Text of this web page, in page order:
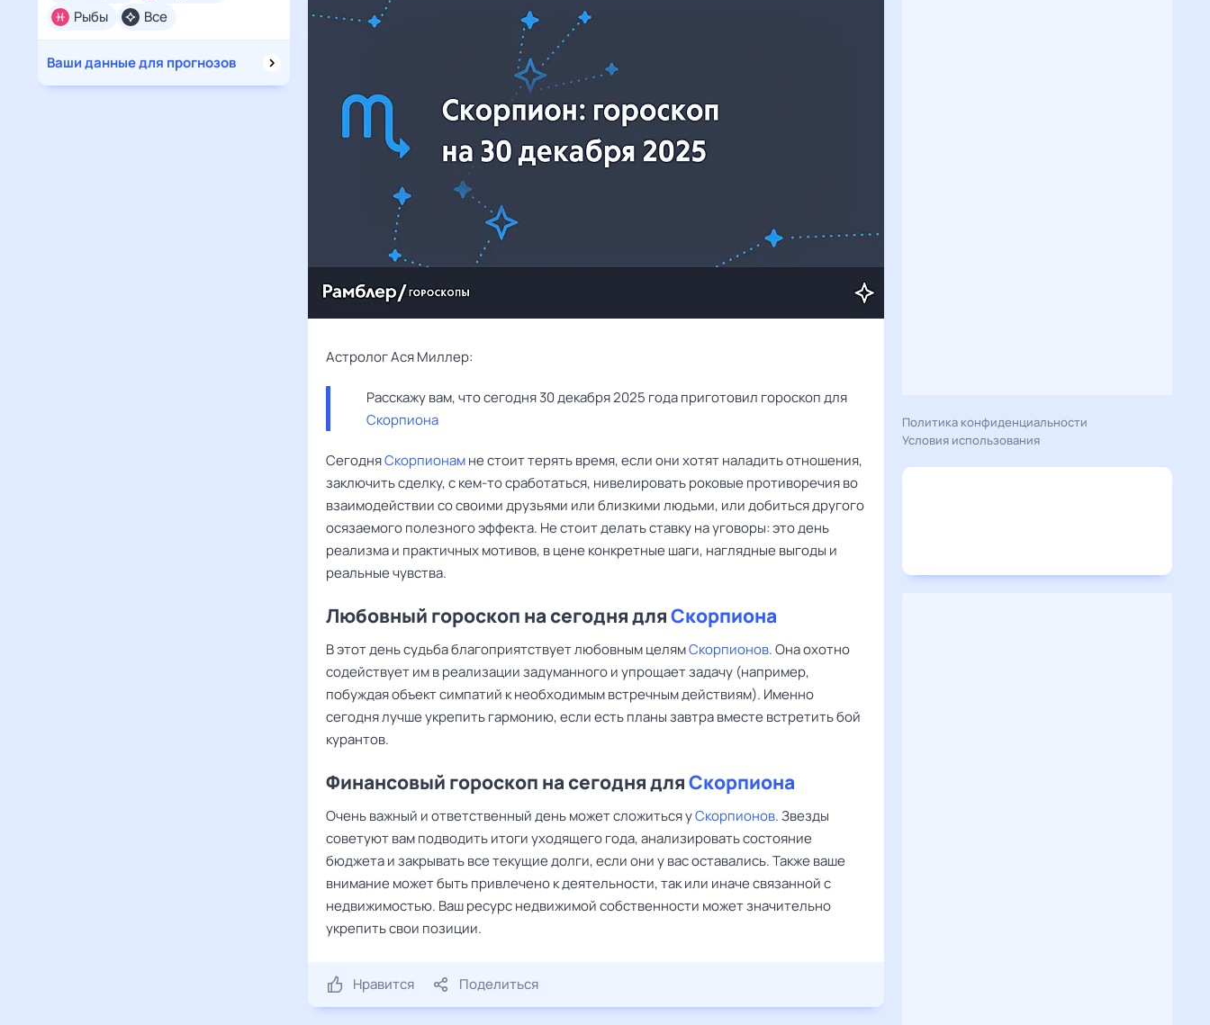
Все
Рыбы
Ваши данные для прогнозов
Астролог Ася Миллер:
Скорпиона
СегодняСкорпионамне стоит терять время, если они хотят наладить отношения,
заключить сделку, с кем-то сработаться, нивелировать роковые противоречия во
взаимодействии со своими друзьями или близкими людьми, или добиться другого
осязаемого полезного эффекта. Не стоит делать ставку на уговоры: это день
реализма и практичных мотивов, в цене конкретные шаги, наглядные выгоды и
реальные чувства.
Любовный гороскоп на сегодня дляСкорпиона
В этот день судьба благоприятствует любовным целямСкорпионов. Она охотно
содействует им в реализации задуманного и упрощает задачу (например,
побуждая объект симпатий к необходимым встречным действиям). Именно
сегодня лучше укрепить гармонию, если есть планы завтра вместе встретить бой
курантов.
Финансовый гороскоп на сегодня дляСкорпиона
Очень важный и ответственный день может сложиться уСкорпионов. Звезды
советуют вам подводить итоги уходящего года, анализировать состояние
бюджета и закрывать все текущие долги, если они у вас оставались. Также ваше
внимание может быть привлечено к деятельности, так или иначе связанной с
недвижимостью. Ваш ресурс недвижимой собственности может значительно
укрепить свои позиции.
Нравится Поделиться
Политика конфиденциальности
Условия использования